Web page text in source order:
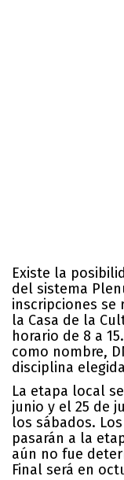
Existe la
del sistema
inscripciones se
la Casa de la
horario de 8 a
como nombre,
disciplina
La etapa local
junio y el 25 de
los sábados.
pasarán a la
aún no fue
Final será en